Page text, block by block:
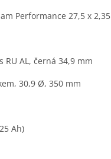
Performance 27,5 x 2,35
RU AL, černá 34,9 mm
30,9 Ø, 350 mm
Ah)